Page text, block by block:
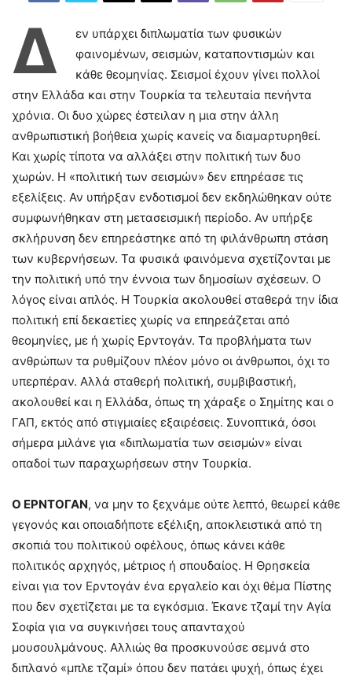
Δ
εν υπάρχει διπλωματία των φυσικών
φαινομένων, σεισμών, καταποντισμών και
κάθε θεομηνίας. Σεισμοί έχουν γίνει πολλοί
στην Ελλάδα και στην Τουρκία τα τελευταία πενήντα
χρόνια. Οι δυο χώρες έστειλαν η μια στην άλλη
ανθρωπιστική βοήθεια χωρίς κανείς να διαμαρτυρηθεί.
Και χωρίς τίποτα να αλλάξει στην πολιτική των δυο
χωρών. Η «πολιτική των σεισμών» δεν επηρέασε τις
εξελίξεις. Αν υπήρξαν ενδοτισμοί δεν εκδηλώθηκαν ούτε
συμφωνήθηκαν στη μετασεισμική περίοδο. Αν υπήρξε
σκλήρυνση δεν επηρεάστηκε από τη φιλάνθρωπη στάση
των κυβερνήσεων. Τα φυσικά φαινόμενα σχετίζονται με
την πολιτική υπό την έννοια των δημοσίων σχέσεων. Ο
λόγος είναι απλός. Η Τουρκία ακολουθεί σταθερά την ίδια
πολιτική επί δεκαετίες χωρίς να επηρεάζεται από
θεομηνίες, με ή χωρίς Ερντογάν. Τα προβλήματα των
ανθρώπων τα ρυθμίζουν πλέον μόνο οι άνθρωποι, όχι το
υπερπέραν. Αλλά σταθερή πολιτική, συμβιβαστική,
ακολουθεί και η Ελλάδα, όπως τη χάραξε ο Σημίτης και ο
ΓΑΠ, εκτός από στιγμιαίες εξαιρέσεις. Συνοπτικά, όσοι
σήμερα μιλάνε για «διπλωματία των σεισμών» είναι
οπαδοί των παραχωρήσεων στην Τουρκία.
Ο ΕΡΝΤΟΓΑΝ, να μην το ξεχνάμε ούτε λεπτό, θεωρεί κάθε
γεγονός και οποιαδήποτε εξέλιξη, αποκλειστικά από τη
σκοπιά του πολιτικού οφέλους, όπως κάνει κάθε
πολιτικός αρχηγός, μέτριος ή σπουδαίος. Η Θρησκεία
είναι για τον Ερντογάν ένα εργαλείο και όχι θέμα Πίστης
που δεν σχετίζεται με τα εγκόσμια. Έκανε τζαμί την Αγία
Σοφία για να συγκινήσει τους απανταχού
μουσουλμάνους. Αλλιώς θα προσκυνούσε σεμνά στο
διπλανό «μπλε τζαμί» όπου δεν πατάει ψυχή, όπως έχει